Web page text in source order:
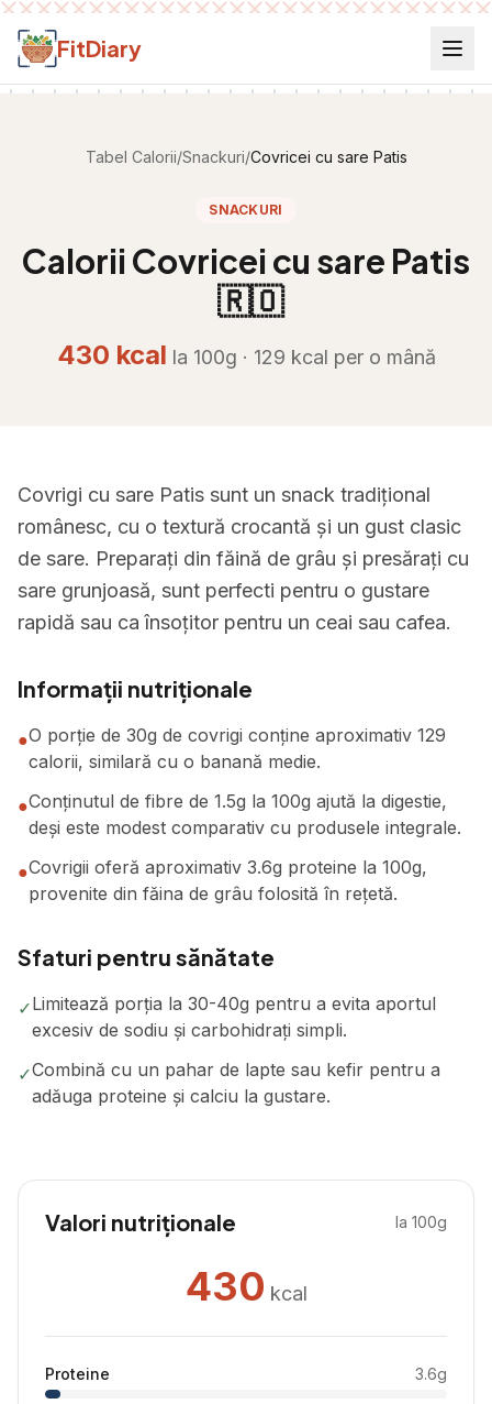
Salt la conținut
FitDiary
Tabel Calorii/Snackuri/Covricei cu sare Patis
SNACKURI
Calorii Covricei cu sare Patis
🇷🇴
430 kcal la 100g · 129 kcal per o mână
Covrigi cu sare Patis sunt un snack tradițional
românesc, cu o textură crocantă și un gust clasic
de sare. Preparați din făină de grâu și presărați cu
sare grunjoasă, sunt perfecti pentru o gustare
rapidă sau ca însoțitor pentru un ceai sau cafea.
Informații nutriționale
●O porție de 30g de covrigi conține aproximativ 129
calorii, similară cu o banană medie.
●Conținutul de fibre de 1.5g la 100g ajută la digestie,
deși este modest comparativ cu produsele integrale.
●Covrigii oferă aproximativ 3.6g proteine la 100g,
provenite din făina de grâu folosită în rețetă.
Sfaturi pentru sănătate
✓Limitează porția la 30-40g pentru a evita aportul
excesiv de sodiu și carbohidrați simpli.
✓Combină cu un pahar de lapte sau kefir pentru a
adăuga proteine și calciu la gustare.
Valori nutriționale la 100g
430 kcal
Proteine 3.6g